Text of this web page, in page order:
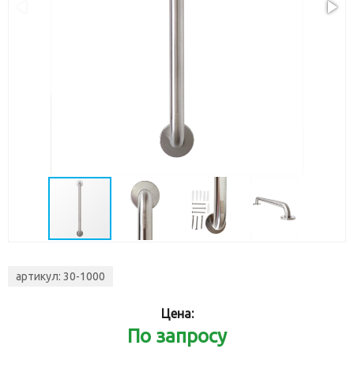
артикул: 30-1000
Цена:
По запросу